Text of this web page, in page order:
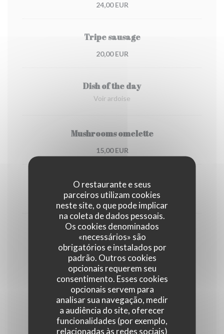
O restaurante e seus
parceiros utilizam cookies
neste site, o que pode implicar
na coleta de dados pessoais.
Os cookies denominados
«necessários» são
obrigatórios e instalados por
padrão. Outros cookies
opcionais requerem seu
consentimento. Esses cookies
opcionais servem para
analisar sua navegação, medir
a audiência do site, oferecer
funcionalidades (por exemplo,
relacionadas às redes sociais)
24,00 EUR
Tripe sausage
20,00 EUR
Dish of the day
Voir ardoise
Mushrooms omelette
15,00 EUR
Sauted mushrooms
10,00 EUR
Sauted potatoes, vegetables or salad
supplement
4,00 EUR
Cheese
Bleu